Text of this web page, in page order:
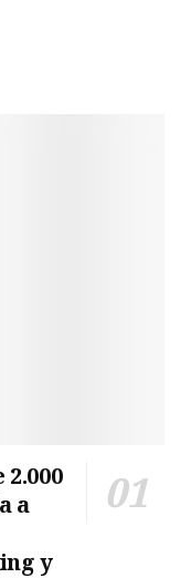
a
y